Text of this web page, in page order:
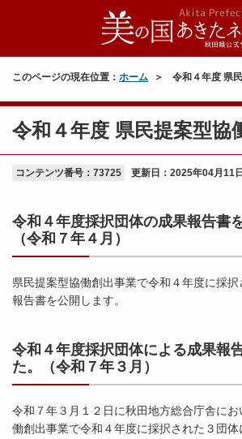
このページの現在位置： ホーム 令和４年度 県
令和４年度 県民提案型協
コンテンツ番号：73725 更新日： 2025年04月11日
令和４年度採択団体の成果報告書
（令和７年４月）
県民提案型協働創出事業で令和４年度に採
報告書を公開します。
令和４年度採択団体による成果報
た。（令和７年３月）
令和７年３月１２日に秋田地方総合庁舎に
働創出事業で令和４年度に採択された３団